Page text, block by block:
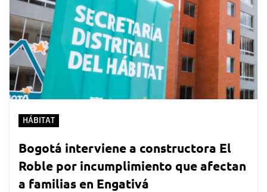
HÁBITAT
Bogotá interviene a constructora El
Roble por incumplimiento que afectan
a familias en Engativá